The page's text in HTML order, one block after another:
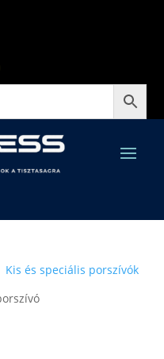
Kis és speciális porszívók